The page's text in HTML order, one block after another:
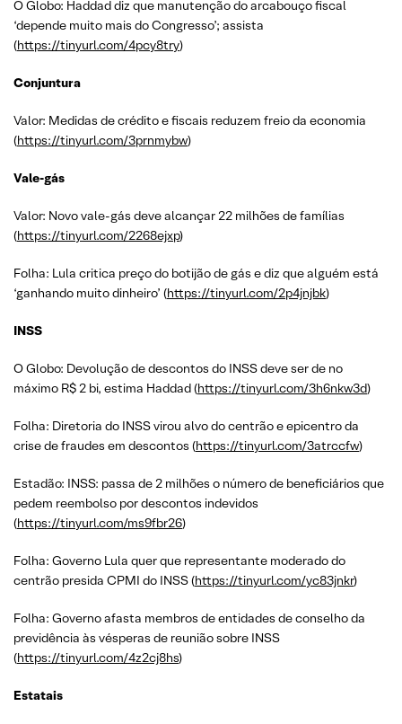
O Globo: Haddad diz que manutenção do arcabouço fiscal
‘depende muito mais do Congresso’; assista
(https://tinyurl.com/4pcy8try)
Conjuntura
Valor: Medidas de crédito e fiscais reduzem freio da economia
(https://tinyurl.com/3prnmybw)
Vale-gás
Valor: Novo vale-gás deve alcançar 22 milhões de famílias
(https://tinyurl.com/2268ejxp)
Folha: Lula critica preço do botijão de gás e diz que alguém está
‘ganhando muito dinheiro’ (https://tinyurl.com/2p4jnjbk)
INSS
O Globo: Devolução de descontos do INSS deve ser de no
máximo R$ 2 bi, estima Haddad (https://tinyurl.com/3h6nkw3d)
Folha: Diretoria do INSS virou alvo do centrão e epicentro da
crise de fraudes em descontos (https://tinyurl.com/3atrccfw)
Estadão: INSS: passa de 2 milhões o número de beneficiários que
pedem reembolso por descontos indevidos
(https://tinyurl.com/ms9fbr26)
Folha: Governo Lula quer que representante moderado do
centrão presida CPMI do INSS (https://tinyurl.com/yc83jnkr)
Folha: Governo afasta membros de entidades de conselho da
previdência às vésperas de reunião sobre INSS
(https://tinyurl.com/4z2cj8hs)
Estatais